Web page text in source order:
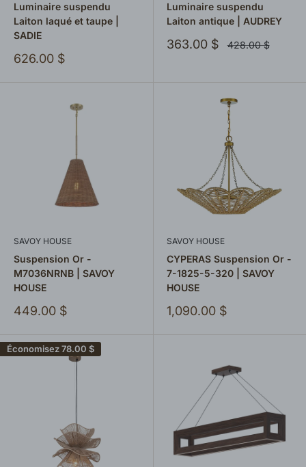
Luminaire suspendu
Laiton laqué et taupe |
SADIE
Prix
626.00 $
Luminaire suspendu
Laiton antique | AUDREY
Prix
363.00 $
Prix
428.00 $
SAVOY HOUSE
Suspension Or -
M7036NRNB | SAVOY
HOUSE
Prix
449.00 $
SAVOY HOUSE
CYPERAS Suspension Or -
7-1825-5-320 | SAVOY
HOUSE
Prix
1,090.00 $
Économisez78.00 $